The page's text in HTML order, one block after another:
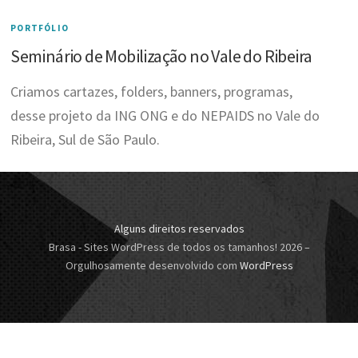
PORTFÓLIO
Seminário de Mobilização no Vale do Ribeira
Criamos cartazes, folders, banners, programas,
desse projeto da ING ONG e do NEPAIDS no Vale do
Ribeira, Sul de São Paulo.
Alguns direitos reservados
Brasa - Sites WordPress de todos os tamanhos! 2026–
Orgulhosamente desenvolvido com WordPress